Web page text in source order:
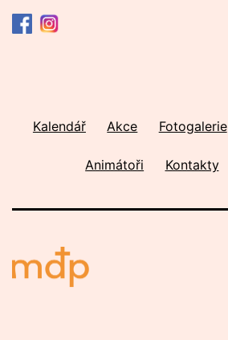
Kalendář Akce Fotogalerie
Animátoři Kontakty